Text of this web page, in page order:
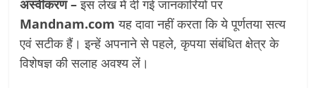
अस्वीकरण –इस लेख में दी गई जानकारियों पर
Mandnam.comयह दावा नहीं करता कि ये पूर्णतया सत्य
एवं सटीक हैं। इन्हें अपनाने से पहले, कृपया संबंधित क्षेत्र के
विशेषज्ञ की सलाह अवश्य लें।